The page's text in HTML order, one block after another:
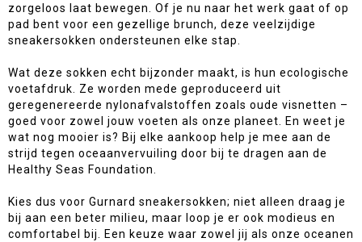
zorgeloos laat bewegen. Of je nu naar het werk gaat of op
pad bent voor een gezellige brunch, deze veelzijdige
sneakersokken ondersteunen elke stap.
Wat deze sokken echt bijzonder maakt, is hun ecologische
voetafdruk. Ze worden mede geproduceerd uit
geregenereerde nylonafvalstoffen zoals oude visnetten –
goed voor zowel jouw voeten als onze planeet. En weet je
wat nog mooier is? Bij elke aankoop help je mee aan de
strijd tegen oceaanvervuiling door bij te dragen aan de
Healthy Seas Foundation.
Kies dus voor Gurnard sneakersokken; niet alleen draag je
bij aan een beter milieu, maar loop je er ook modieus en
comfortabel bij. Een keuze waar zowel jij als onze oceanen